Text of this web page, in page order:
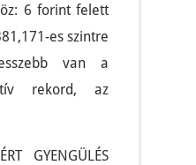
6 forint felett
es szintre
van a
rekord, az
GYENGÜLÉS